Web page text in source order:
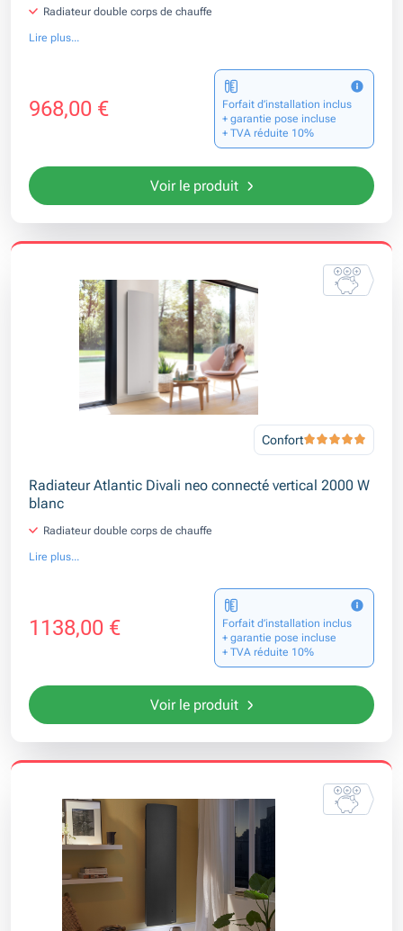
Radiateur double corps de chauffe
Lire plus...
968,00 €
Forfait d’installation inclus
+ garantie pose incluse
+ TVA réduite 10%
Voir le produit
Confort
Radiateur Atlantic Divali neo connecté vertical 2000 W
blanc
Radiateur double corps de chauffe
Lire plus...
1138,00 €
Forfait d’installation inclus
+ garantie pose incluse
+ TVA réduite 10%
Voir le produit